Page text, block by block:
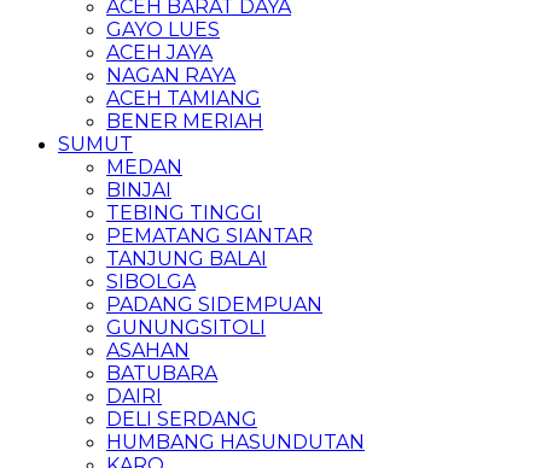
ACEH BARAT DAYA
GAYO LUES
ACEH JAYA
NAGAN RAYA
ACEH TAMIANG
BENER MERIAH
SUMUT
MEDAN
BINJAI
TEBING TINGGI
PEMATANG SIANTAR
TANJUNG BALAI
SIBOLGA
PADANG SIDEMPUAN
GUNUNGSITOLI
ASAHAN
BATUBARA
DAIRI
DELI SERDANG
HUMBANG HASUNDUTAN